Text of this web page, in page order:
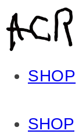
SHOP
SHOP